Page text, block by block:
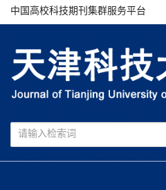
中国高校科技期刊集群服务平台